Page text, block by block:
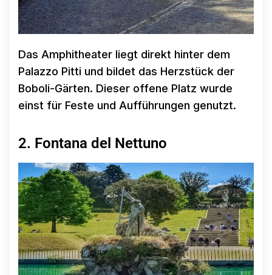
Das Amphitheater liegt direkt hinter dem
Palazzo Pitti und bildet das Herzstück der
Boboli-Gärten. Dieser offene Platz wurde
einst für Feste und Aufführungen genutzt.
2. Fontana del Nettuno